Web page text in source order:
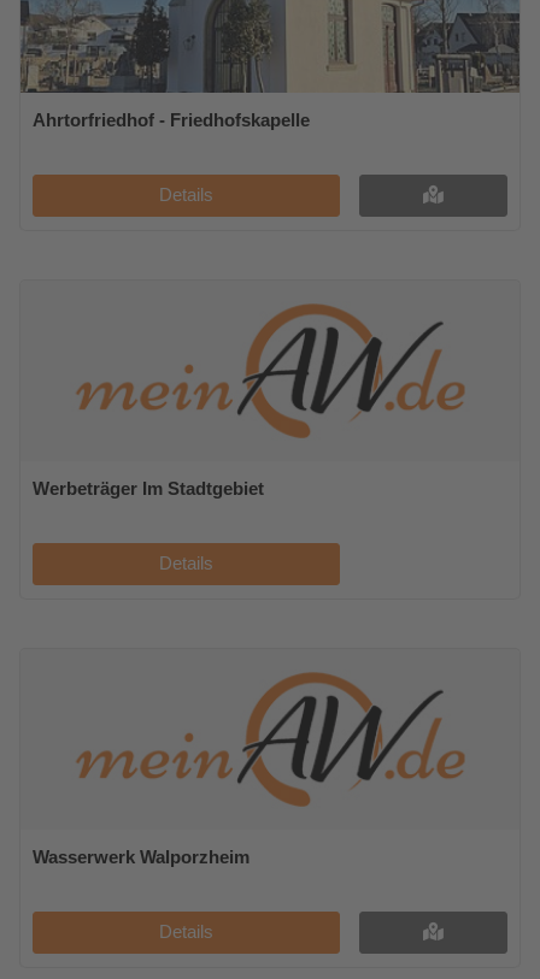
Ahrtorfriedhof - Friedhofskapelle
Details
Werbeträger Im Stadtgebiet
Details
Wasserwerk Walporzheim
Details